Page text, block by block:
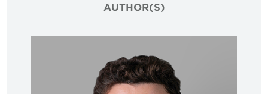
AUTHOR(S)